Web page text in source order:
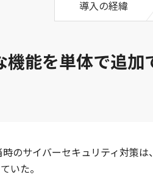
機能を単体で追
導入の経緯
のサイバーセキュリティ対策
いた。